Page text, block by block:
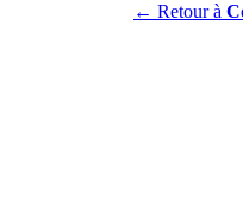
← Retour à